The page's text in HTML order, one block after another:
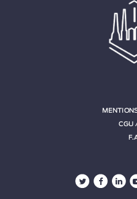
CGU